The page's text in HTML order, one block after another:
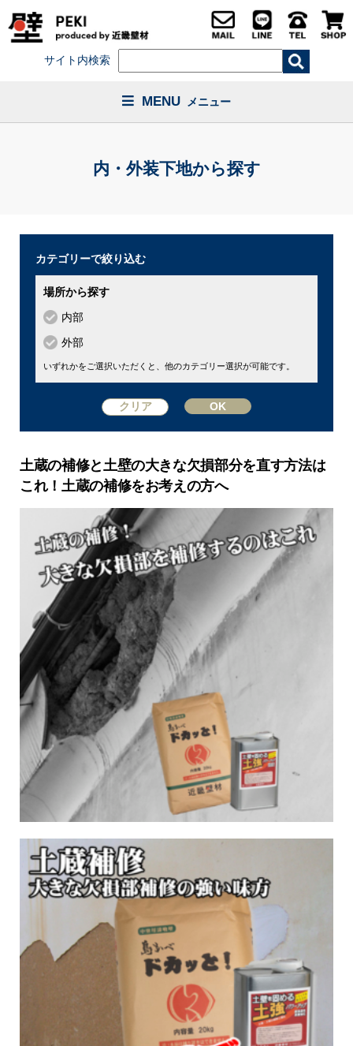
サイト内検索
MENU メニュー
内・外装下地から探す
カテゴリーで絞り込む
場所から探す
内部
外部
いずれかをご選択いただくと、他のカテゴリー選択が可能です。
土蔵の補修と土壁の大きな欠損部分を直す方法は
これ！土蔵の補修をお考えの方へ